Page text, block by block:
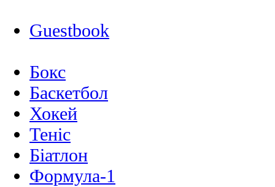
Guestbook
Бокс
Баскетбол
Хокей
Теніс
Біатлон
Формула-1